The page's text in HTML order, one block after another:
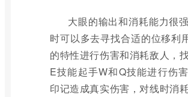
大眼的输出和消耗能力很
时可以多去寻找合适的位移利
的特性进行伤害和消耗敌人，
E技能起手W和Q技能进行伤
印记造成真实伤害，对线时消